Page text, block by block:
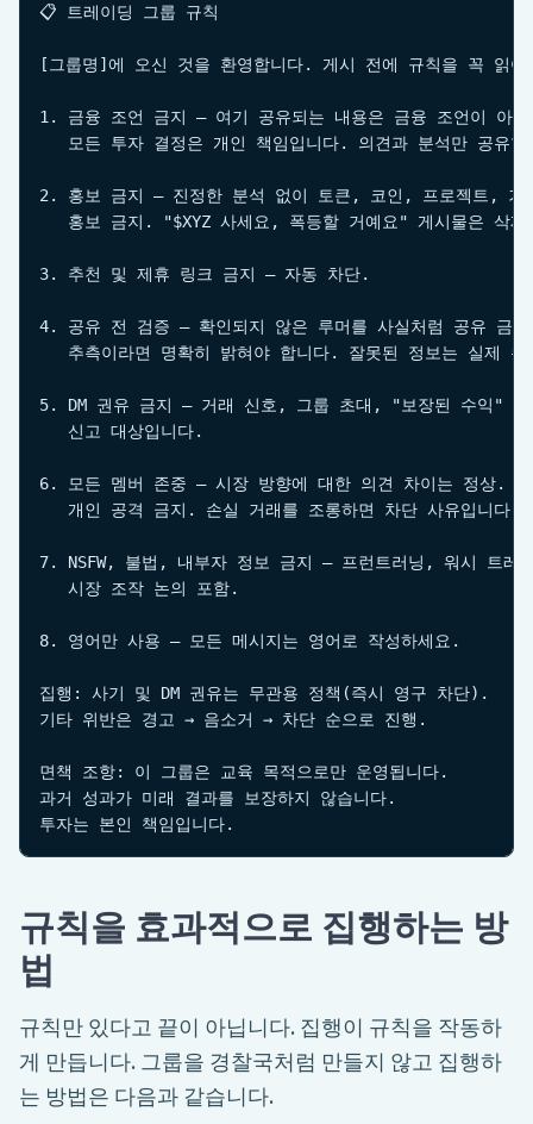
📋 트레이딩 그룹 규칙
[그룹명]에 오신 것을 환영합니다. 게시 전에 규칙을 꼭 읽어
1. 금융 조언 금지 — 여기 공유되는 내용은 금융 조언이 아
모든 투자 결정은 개인 책임입니다. 의견과 분석만 공유합
2. 홍보 금지 — 진정한 분석 없이 토큰, 코인, 프로젝트, 거
홍보 금지. "$XYZ 사세요, 폭등할 거예요" 게시물은 삭제
3. 추천 및 제휴 링크 금지 — 자동 차단.
4. 공유 전 검증 — 확인되지 않은 루머를 사실처럼 공유 금
추측이라면 명확히 밝혀야 합니다. 잘못된 정보는 실제 손
5. DM 권유 금지 — 거래 신호, 그룹 초대, "보장된 수익" 제
   신고 대상입니다.
6. 모든 멤버 존중 — 시장 방향에 대한 의견 차이는 정상.
   개인 공격 금지. 손실 거래를 조롱하면 차단 사유입니다.
7. NSFW, 불법, 내부자 정보 금지 — 프런트러닝, 워시 트레
   시장 조작 논의 포함.
8. 영어만 사용 — 모든 메시지는 영어로 작성하세요.
집행: 사기 및 DM 권유는 무관용 정책(즉시 영구 차단).
기타 위반은 경고 → 음소거 → 차단 순으로 진행.
면책 조항: 이 그룹은 교육 목적으로만 운영됩니다.
과거 성과가 미래 결과를 보장하지 않습니다.
투자는 본인 책임입니다.
규칙을 효과적으로 집행하는 방
법
규칙만 있다고 끝이 아닙니다. 집행이 규칙을 작동하
게 만듭니다. 그룹을 경찰국처럼 만들지 않고 집행하
는 방법은 다음과 같습니다.